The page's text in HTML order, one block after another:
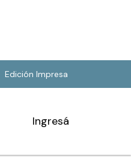
Edición Impresa
Ingresá